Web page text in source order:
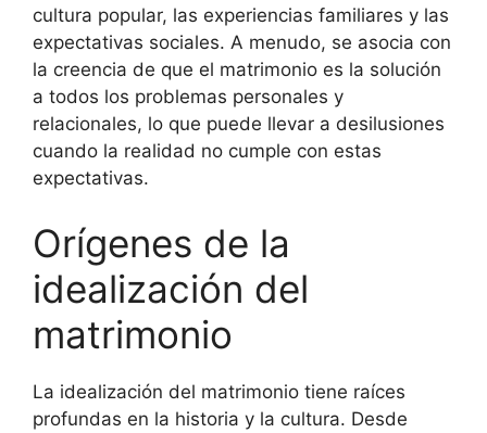
cultura popular, las experiencias familiares y las
expectativas sociales. A menudo, se asocia con
la creencia de que el matrimonio es la solución
a todos los problemas personales y
relacionales, lo que puede llevar a desilusiones
cuando la realidad no cumple con estas
expectativas.
Orígenes de la
idealización del
matrimonio
La idealización del matrimonio tiene raíces
profundas en la historia y la cultura. Desde